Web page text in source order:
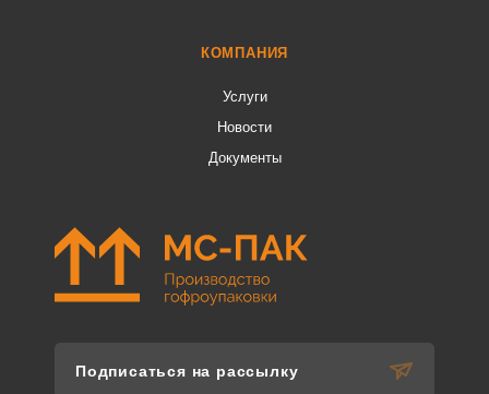
КОМПАНИЯ
Услуги
Новости
Документы
Подписаться на рассылку